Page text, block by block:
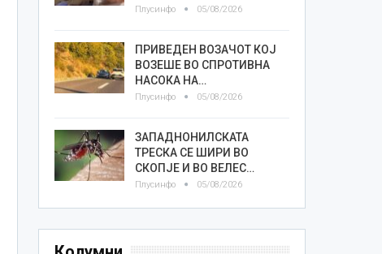
Плусинфо 05/08/2026
ПРИВЕДЕН ВОЗАЧОТ КОЈ
ВОЗЕШЕ ВО СПРОТИВНА
НАСОКА НА…
Плусинфо 05/08/2026
ЗАПАДНОНИЛСКАТА
ТРЕСКА СЕ ШИРИ ВО
СКОПЈЕ И ВО ВЕЛЕС…
Плусинфо 05/08/2026